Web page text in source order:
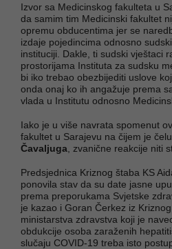
Izvor sa Medicinskog fakulteta u
da samim tim Medicinski fakultet
opremu obducentima jer se
izdaje pojedincima odnosno
instituciji. Dakle, ti sudski vještaci
prostorijama Instituta za sudsku
bi iko trebao obezbijediti uslove
onda onaj ko ih angažuje prema
vlada u Institutu odnosno
Iako je u više navrata spomenut
fakultet u Sarajevu na čijem je
Čavaljuga , zvanične reakcije niti
Predsjednica Kriznog štaba KS
ponovila stav da su date jasne
prema preporukama Svjetske
je kazao i Goran Čerkez iz
ministarstva zdravstva koji je
obdukcije osoba zaraženih
slučaju COVID-19 treba isto